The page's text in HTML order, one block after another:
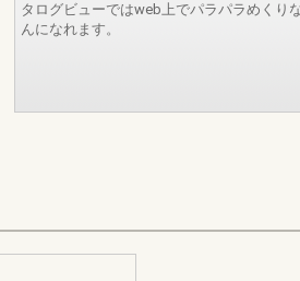
タログビューではweb上でパラパラめくり
んになれます。